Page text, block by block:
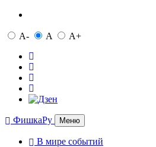
A- A A+
ФишкаРу Меню
В мире событий